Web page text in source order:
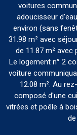
voitures
adoucisseur
environ (sans
31.98 m² avec
de 11.87 m² avec
Le logement n° 2
voiture
12.08 m². Au
composé d'une
vitrées et poêle à